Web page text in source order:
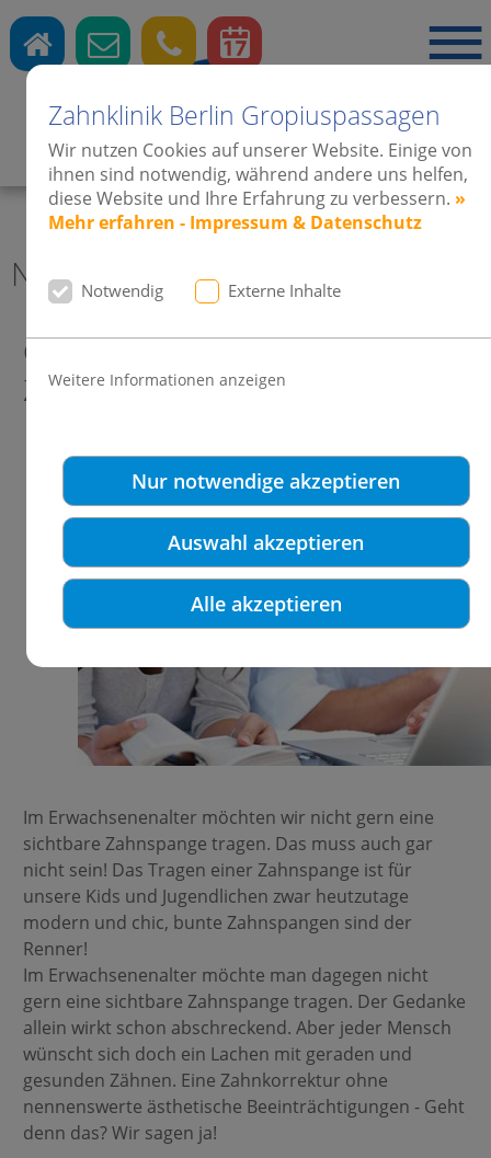
Zahnklinik Berlin Gropiuspassagen
Wir nutzen Cookies auf unserer Website. Einige von
ihnen sind notwendig, während andere uns helfen,
diese Website und Ihre Erfahrung zu verbessern. »
Mehr erfahren - Impressum & Datenschutz
Notwendig Externe Inhalte
Weitere Informationen anzeigen
Nur notwendige akzeptieren
Auswahl akzeptieren
Alle akzeptieren
Zahnärzte ·Kieferorthopädie ·Implantate
News 2011 Zahnklinik Berlin
Gesunde, schöne und gerade
Zähne - Keine Frage des Alters!
Im Erwachsenenalter möchten wir nicht gern eine
sichtbare Zahnspange tragen. Das muss auch gar
nicht sein! Das Tragen einer Zahnspange ist für
unsere Kids und Jugendlichen zwar heutzutage
modern und chic, bunte Zahnspangen sind der
Renner!
Im Erwachsenenalter möchte man dagegen nicht
gern eine sichtbare Zahnspange tragen. Der Gedanke
allein wirkt schon abschreckend. Aber jeder Mensch
wünscht sich doch ein Lachen mit geraden und
gesunden Zähnen. Eine Zahnkorrektur ohne
nennenswerte ästhetische Beeinträchtigungen - Geht
denn das? Wir sagen ja!